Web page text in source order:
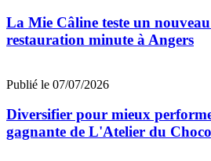
La Mie Câline teste un
restauration minute à Angers
Publié le 07/07/2026
Diversifier pour mieux
gagnante de L'Atelier du